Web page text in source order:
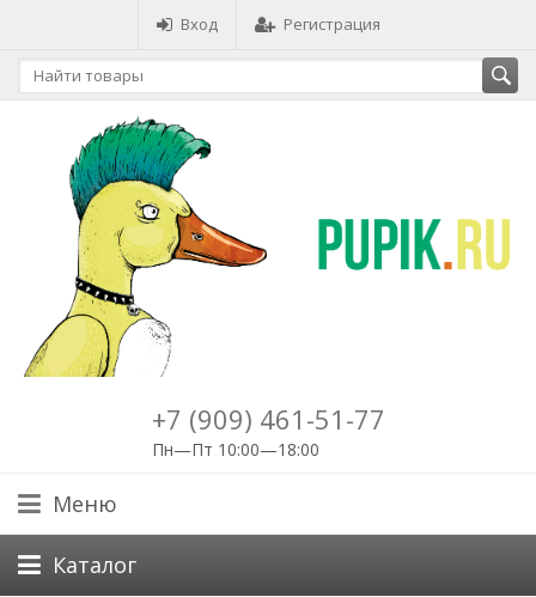
Вход Регистрация
+7 (909) 461-51-77
Пн—Пт 10:00—18:00
Меню
Каталог